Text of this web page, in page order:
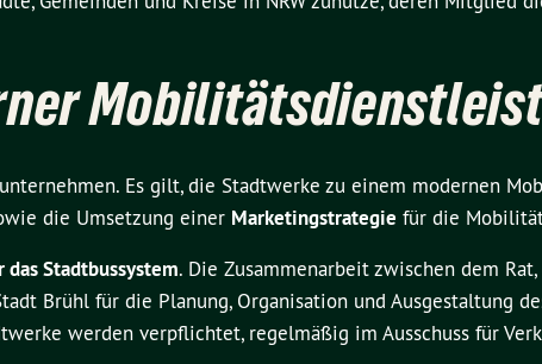
Es gilt, die Stadtwerke zu einem modernen
die Umsetzung einer Marketingstrategie für die
Stadtbussystem. Die Zusammenarbeit zwischen dem
Brühl für die Planung, Organisation und Ausgestaltung
werden verpflichtet, regelmäßig im Ausschuss für